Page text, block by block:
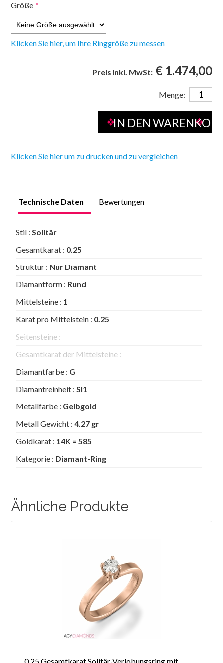
Größe *
Klicken Sie hier, um Ihre Ringgröße zu messen
Preis inkl. MwSt: € 1.474,00
Menge:
Klicken Sie hier um zu drucken und zu vergleichen
Technische Daten Bewertungen
Stil :Solitär
Gesamtkarat : 0.25
Struktur : Nur Diamant
Diamantform : Rund
Mittelsteine : 1
Karat pro Mittelstein : 0.25
Seitensteine :
Gesamtkarat der Mittelsteine :
Diamantfarbe : G
Diamantreinheit :SI1
Metallfarbe : Gelbgold
Metall Gewicht :4.27 gr
Goldkarat : 14K = 585
Kategorie : Diamant-Ring
Ähnliche Produkte
0.25 Gesamtkarat Solitär-Verlobungsring mit